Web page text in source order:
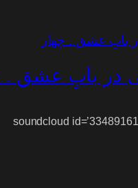
در بابِ عشق .
[soundcloud